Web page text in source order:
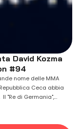
David Kozma
#94
nome delle MMA
Ceca abbia
"Re di Germania",
David Kozma